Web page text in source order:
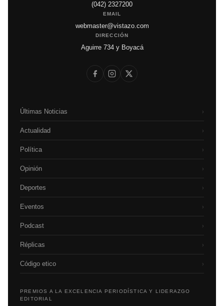
(042) 2327200
EMAIL
webmaster@vistazo.com
DIRECCIÓN
Aguirre 734 y Boyacá
Últimas Noticias ›
Actualidad ›
Política ›
Opinión ›
Deportes ›
Eventos ›
Podcast ›
Réplicas ›
Código etico ›
PREMIOS A LA EXCELENCIA PERIODÍSTICA Y LIDERAZGO
EDITORIAL